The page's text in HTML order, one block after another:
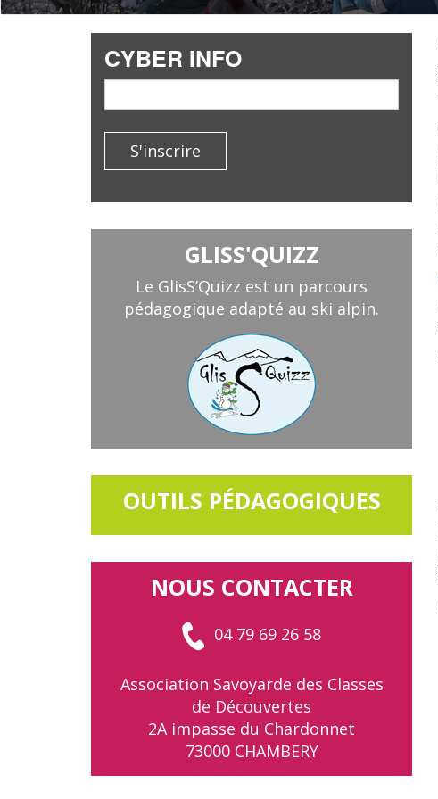
CYBER INFO
S'inscrire
GLISS'QUIZZ
Le GlisS’Quizz est un parcours
pédagogique adapté au ski alpin.
OUTILS PÉDAGOGIQUES
NOUS CONTACTER
04 79 69 26 58
Association Savoyarde des Classes
de Découvertes
2A impasse du Chardonnet
73000 CHAMBERY